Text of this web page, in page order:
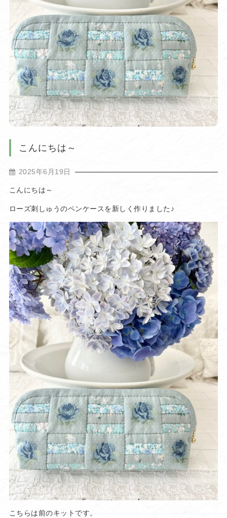
こんにちは～
2025年6月19日
こんにちは～
ローズ刺しゅうのペンケースを新しく作りました♪
こちらは前のキットです。